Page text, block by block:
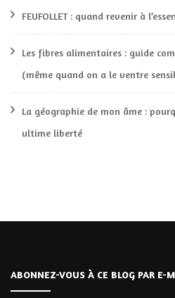
FEUFOLLET : quand revenir à
Les fibres alimentaires : guide
(même quand on a le ventre
La géographie de mon âme :
ultime liberté
ABONNEZ-VOUS À CE BLOG PAR E-